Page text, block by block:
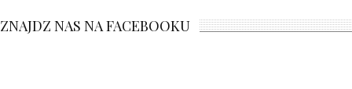
ZNAJDZ NAS NA FACEBOOKU